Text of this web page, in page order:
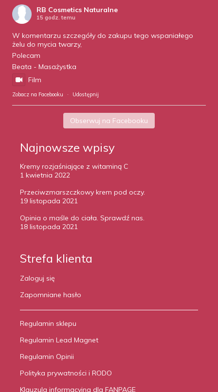
RB Cosmetics Naturalne
15 godz. temu
W komentarzu szczegóły do zakupu tego wspaniałego
żelu do mycia twarzy,
Polecam
Beata - Masażystka
Film
Zobacz na Facebooku · Udostępnij
Obserwuj na Facebooku
Najnowsze wpisy
Kremy rozjaśniające z witaminą C
1 kwietnia 2022
Przeciwzmarszczkowy krem pod oczy.
19 listopada 2021
Opinia o maśle do ciała. Sprawdź nas.
18 listopada 2021
Strefa klienta
Zaloguj się
Zapomniane hasło
Regulamin sklepu
Regulamin Lead Magnet
Regulamin Opinii
Polityka prywatności i RODO
Klauzula informacyjna dla FANPAGE